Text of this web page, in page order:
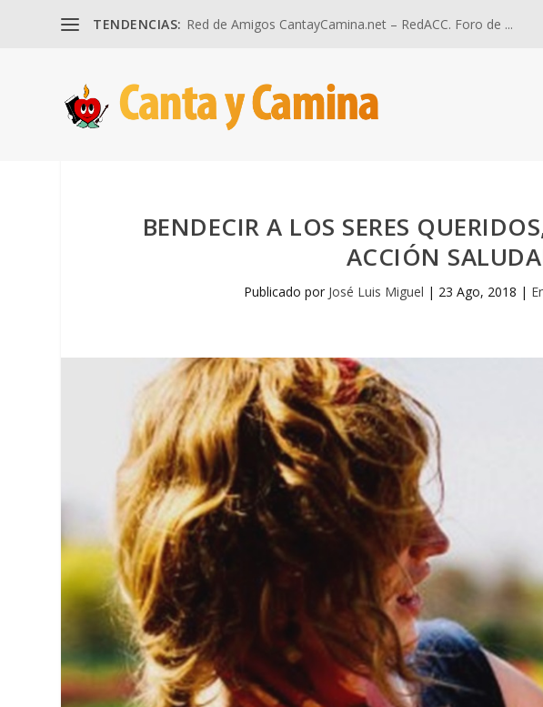
TENDENCIAS: Red de Amigos CantayCamina.net – RedACC. Foro de ...
BENDECIR A LOS SERES
ACCIÓN
Publicado por José Luis Miguel | 23 Ago, 2018 |